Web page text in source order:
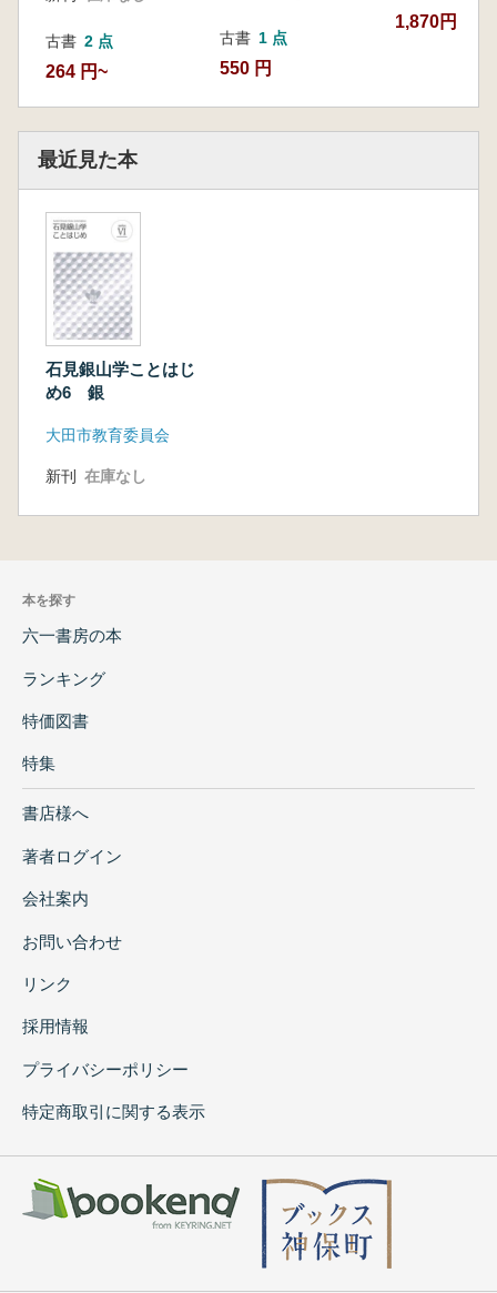
古書 2 点
264 円~
古書 1 点
550 円
1,870円
最近見た本
石見銀山学ことはじ
め6 銀
大田市教育委員会
新刊 在庫なし
本を探す
六一書房の本
ランキング
特価図書
特集
書店様へ
著者ログイン
会社案内
お問い合わせ
リンク
採用情報
プライバシーポリシー
特定商取引に関する表示